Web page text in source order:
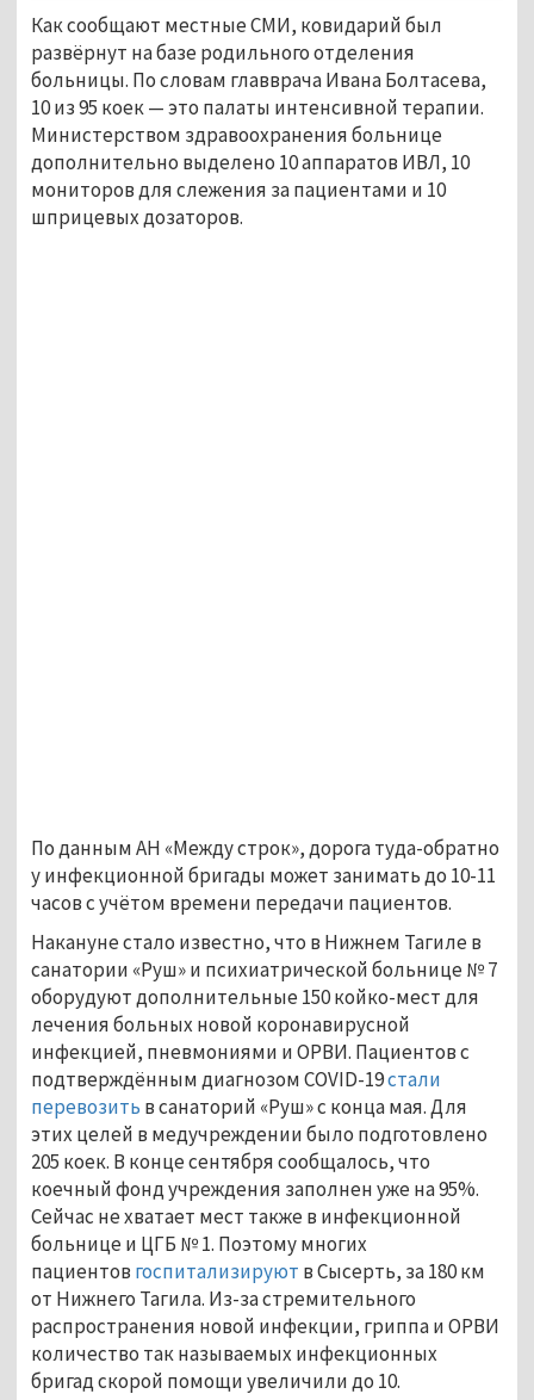
Как сообщают местные СМИ, ковидарий был
развёрнут на базе родильного отделения
больницы. По словам главврача Ивана Болтасева,
10 из 95 коек — это палаты интенсивной терапии.
Министерством здравоохранения больнице
дополнительно выделено 10 аппаратов ИВЛ, 10
мониторов для слежения за пациентами и 10
шприцевых дозаторов.
По данным АН «Между строк», дорога туда-обратно
у инфекционной бригады может занимать до 10-11
часов с учётом времени передачи пациентов.
Накануне стало известно, что в Нижнем Тагиле в
санатории «Руш» и психиатрической больнице № 7
оборудуют дополнительные 150 койко-мест для
лечения больных новой коронавирусной
инфекцией, пневмониями и ОРВИ. Пациентов с
подтверждённым диагнозом COVID-19стали
перевозить в санаторий «Руш» с конца мая. Для
этих целей в медучреждении было подготовлено
205 коек. В конце сентября сообщалось, что
коечный фонд учреждения заполнен уже на 95%.
Сейчас не хватает мест также в инфекционной
больнице и ЦГБ № 1. Поэтому многих
пациентов госпитализируют в Сысерть, за 180 км
от Нижнего Тагила. Из-за стремительного
распространения новой инфекции, гриппа и ОРВИ
количество так называемых инфекционных
бригад скорой помощи увеличили до 10.